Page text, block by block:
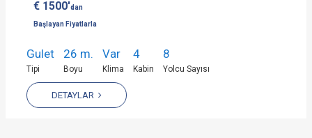
€ 1500'dan
Başlayan Fiyatlarla
Gulet
Tipi
26 m.
Boyu
Var
Klima
4
Kabin
8
Yolcu Sayısı
DETAYLAR